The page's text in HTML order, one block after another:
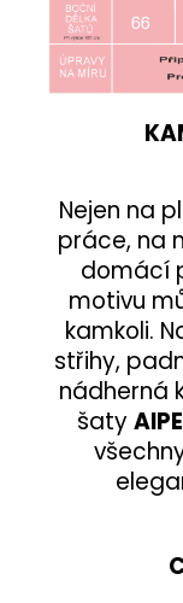
Nejen na
práce, na
domácí
motivu
kamkoli.
střihy,
nádherná
šaty